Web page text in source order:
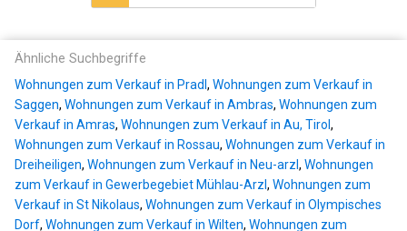
Ähnliche Suchbegriffe
Wohnungen zum Verkauf in Pradl , Wohnungen zum Verkauf in
Saggen, Wohnungen zum Verkauf in Ambras, Wohnungen zum
Verkauf in Amras, Wohnungen zum Verkauf in Au, Tirol ,
Wohnungen zum Verkauf in Rossau, Wohnungen zum Verkauf in
Dreiheiligen, Wohnungen zum Verkauf in Neu-arzl , Wohnungen
zum Verkauf in Gewerbegebiet Mühlau-Arzl , Wohnungen zum
Verkauf in St Nikolaus, Wohnungen zum Verkauf in Olympisches
Dorf, Wohnungen zum Verkauf in Wilten, Wohnungen zum